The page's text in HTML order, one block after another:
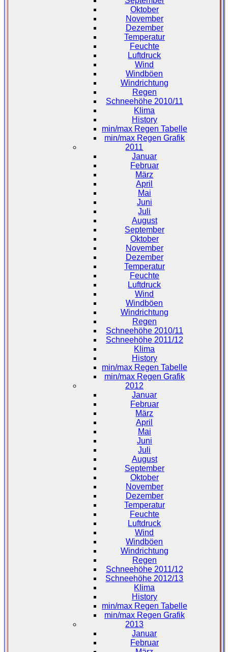
Oktober
November
Dezember
Temperatur
Feuchte
Luftdruck
Wind
Windböen
Windrichtung
Regen
Schneehöhe 2010/11
Klima
History
min/max Regen Tabelle
min/max Regen Grafik
2011
Januar
Februar
März
April
Mai
Juni
Juli
August
September
Oktober
November
Dezember
Temperatur
Feuchte
Luftdruck
Wind
Windböen
Windrichtung
Regen
Schneehöhe 2010/11
Schneehöhe 2011/12
Klima
History
min/max Regen Tabelle
min/max Regen Grafik
2012
Januar
Februar
März
April
Mai
Juni
Juli
August
September
Oktober
November
Dezember
Temperatur
Feuchte
Luftdruck
Wind
Windböen
Windrichtung
Regen
Schneehöhe 2011/12
Schneehöhe 2012/13
Klima
History
min/max Regen Tabelle
min/max Regen Grafik
2013
Januar
Februar